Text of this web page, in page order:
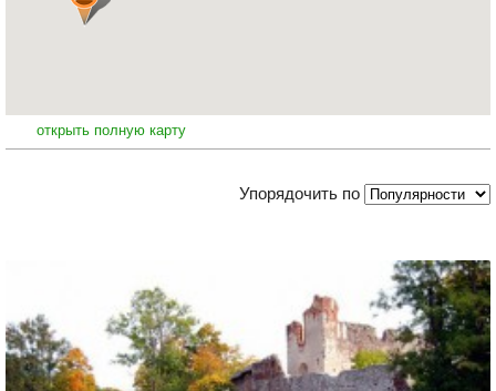
открыть полную карту
Упорядочить по